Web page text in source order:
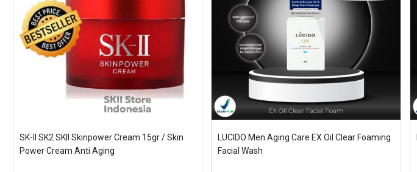
SK-II SK2 SKII Skinpower Cream 15gr / Skin
Power Cream Anti Aging
LUCIDO Men Aging Care EX Oil Clear Foaming
Facial Wash